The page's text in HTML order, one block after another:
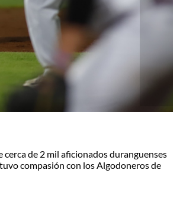
de 2 mil aficionados duranguenses
compasión con los Algodoneros de